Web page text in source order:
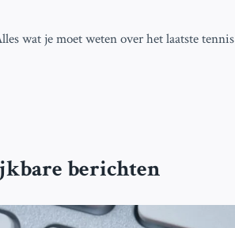
wat je moet weten over het laatste tennis
berichten